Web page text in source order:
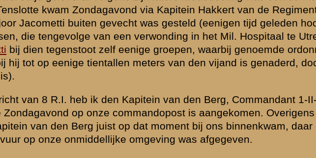
liggende vijandelijke artillerievuur. Steeds
van alle krachten verbroken
duur. Hierdoor konden op kritieke
verloop van tijd iedere eenheid op zich zelf
verwarrende geruchten omtrent vijand en
hebbende tegenstooten (door o.a. 11 R.I.,
voor vijand, terwijl wij, als wij op de bat. cp.
onderdeelen niet tijdig genoeg
van een tegenstoot door een
voor hem totaal onbekend terrein en in
op den hoofdweg Rhenen - Grebbe zijn
Een M.C. van de Jagers vuurde
slecht functioneerende telefonische
worden, hadden mijns inziens bovendien